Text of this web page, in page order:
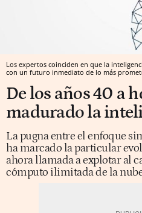
Los expertos coinciden en que la
con un futuro inmediato de lo más
De los años 40 a
madurado la
La pugna entre el enfoque
ha marcado la particular
ahora llamada a explotar al
cómputo ilimitada de la